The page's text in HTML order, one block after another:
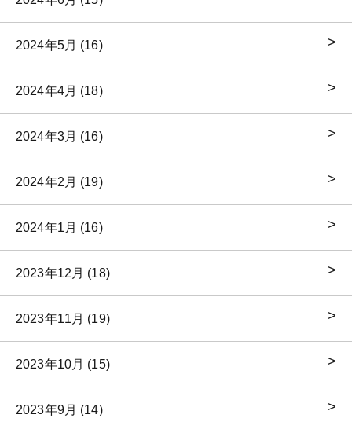
2024年5月 (16)
2024年4月 (18)
2024年3月 (16)
2024年2月 (19)
2024年1月 (16)
2023年12月 (18)
2023年11月 (19)
2023年10月 (15)
2023年9月 (14)